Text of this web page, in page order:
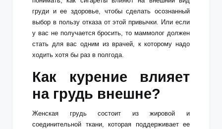
груди и ее здоровье, чтобы сделать осознанный
выбор в пользу отказа от этой привычки. Или если
у вас не получается бросить, то маммолог должен
стать для вас одним из врачей, к которому надо
ходить хотя бы раз в полгода.
Как курение влияет
на грудь внешне?
Женская грудь состоит из жировой и
соединительной ткани, которая поддерживает ее